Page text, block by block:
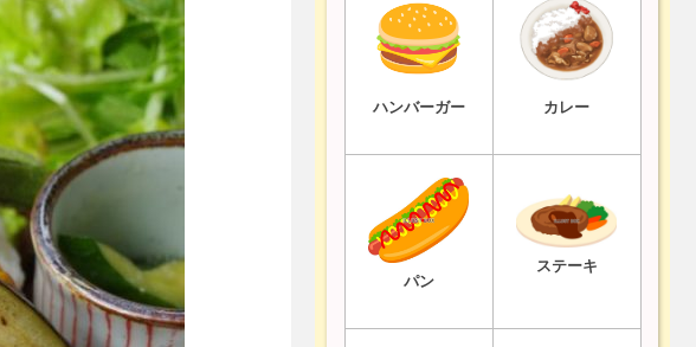
ハンバーガー カレー
パン
ステーキ